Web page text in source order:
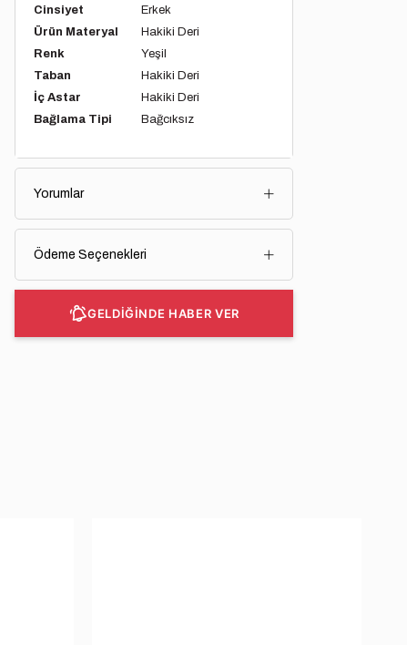
Cinsiyet
Erkek
Ürün Materyal
Hakiki Deri
Renk
Yeşil
Taban
Hakiki Deri
İç Astar
Hakiki Deri
Bağlama Tipi
Bağcıksız
Yorumlar
Ödeme Seçenekleri
GELDİĞİNDE HABER VER